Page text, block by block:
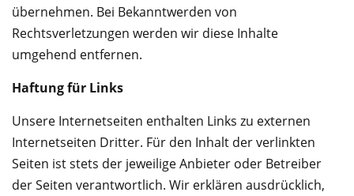
übernehmen. Bei Bekanntwerden von
Rechtsverletzungen werden wir diese Inhalte
umgehend entfernen.
Haftung für Links
Unsere Internetseiten enthalten Links zu externen
Internetseiten Dritter. Für den Inhalt der verlinkten
Seiten ist stets der jeweilige Anbieter oder Betreiber
der Seiten verantwortlich. Wir erklären ausdrücklich,